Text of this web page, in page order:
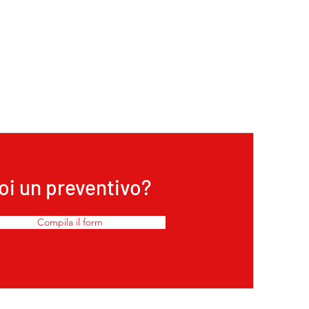
un preventivo?
Compila il form